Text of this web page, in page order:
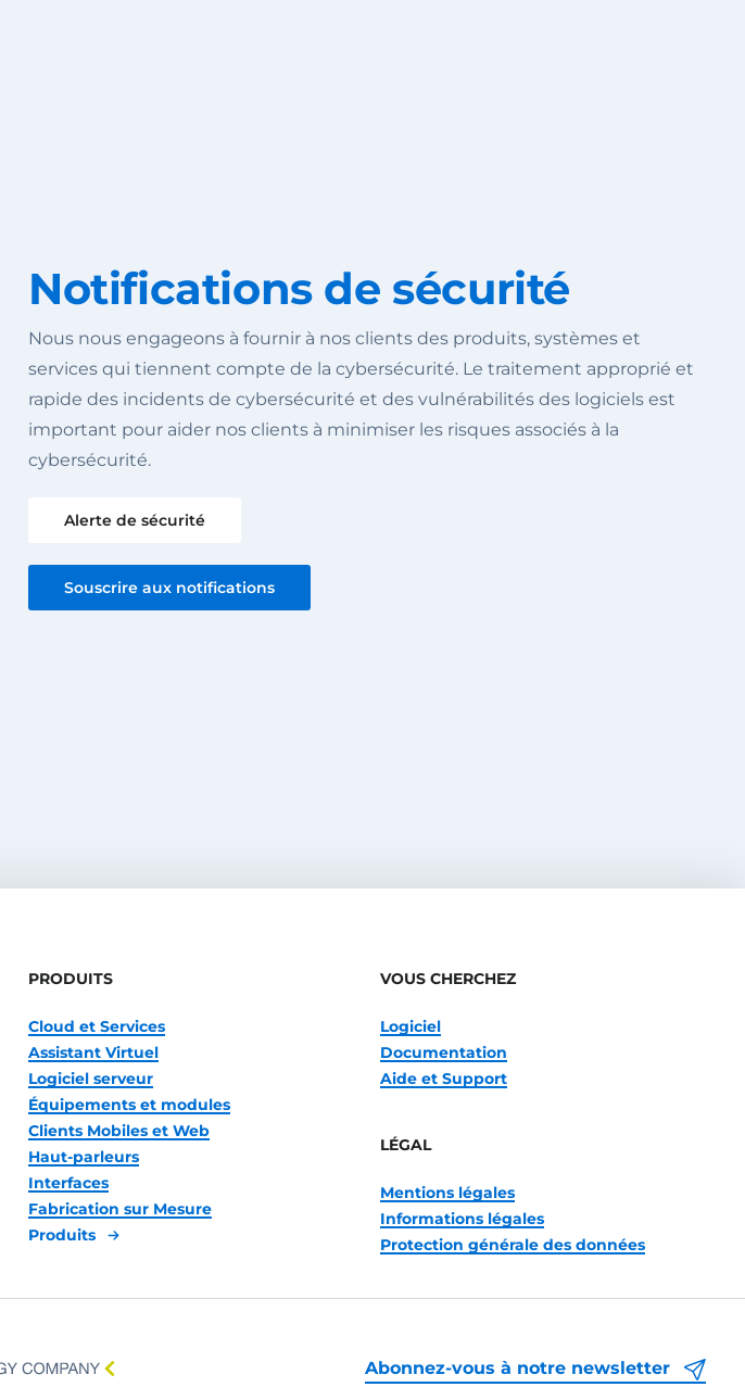
Notifications de sécurité
Nous nous engageons à fournir à nos clients des produits, systèmes et
services qui tiennent compte de la cybersécurité. Le traitement approprié et
rapide des incidents de cybersécurité et des vulnérabilités des logiciels est
important pour aider nos clients à minimiser les risques associés à la
cybersécurité.
Alerte de sécurité
Souscrire aux notifications
PRODUITS
Cloud et Services
Assistant Virtuel
Logiciel serveur
Équipements et modules
Clients Mobiles et Web
Haut-parleurs
Interfaces
Fabrication sur Mesure
Produits
VOUS CHERCHEZ
Logiciel
Documentation
Aide et Support
LÉGAL
Mentions légales
Informations légales
Protection générale des données
Abonnez-vous à notre newsletter